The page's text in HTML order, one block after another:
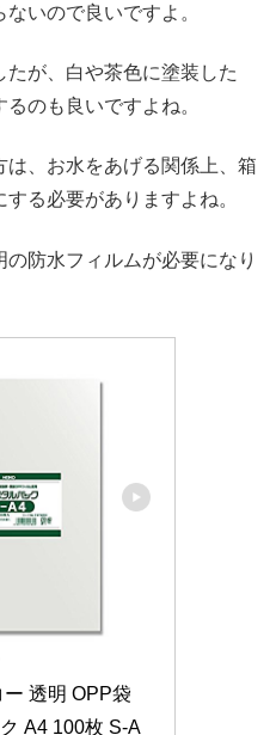
いので良いですよ。
が、白や茶色に塗装した
のも良いですよね。
、お水をあげる関係上、箱
る必要がありますよね。
防水フィルムが必要になり
透明 OPP袋
A4 100枚 S-A